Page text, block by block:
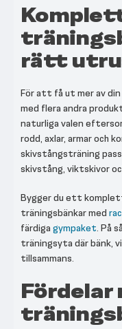
rätt
För att få ut mer av
med flera andra
naturliga valen
rodd, axlar, armar och
skivstångsträning
skivstång, viktskivor
Bygger du ett
träningsbänkar med
färdiga gympaket. På
träningsyta där bänk,
tillsammans.
Fördelar